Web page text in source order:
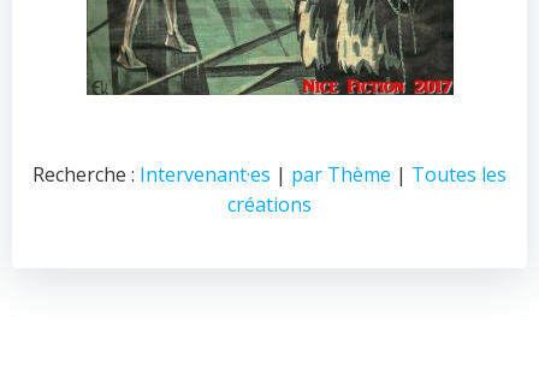
Recherche : Intervenant·es | par Thème | Toutes les
créations